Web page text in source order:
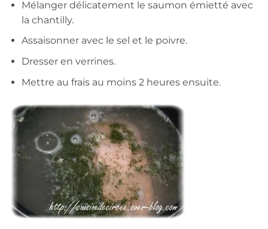
Mélanger délicatement le saumon émietté avec
la chantilly.
Assaisonner avec le sel et le poivre.
Dresser en verrines.
Mettre au frais au moins 2 heures ensuite.